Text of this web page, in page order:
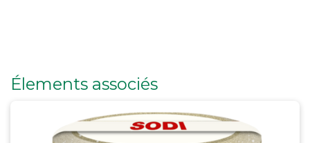
Élements associés